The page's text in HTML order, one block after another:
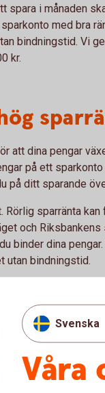
spara i månaden
med bra
bindningstid. Vi
kr.
att dina pengar
på ett
på ditt sparande
Rörlig sparränta
och
binder dina
utan bindningstid.
särskilt bra för
fria uttag
fria uttag och
alltid har kontroll
Svenska
Våra